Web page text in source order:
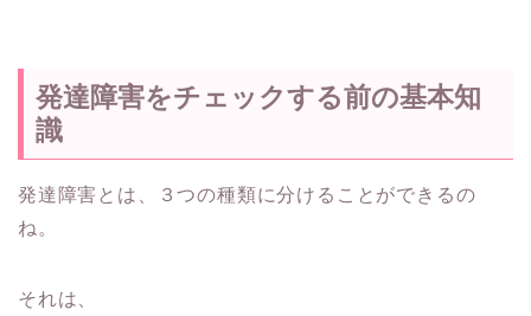
発達障害をチェックする前の基本知
識
発達障害とは、３つの種類に分けることができるの
ね。
それは、